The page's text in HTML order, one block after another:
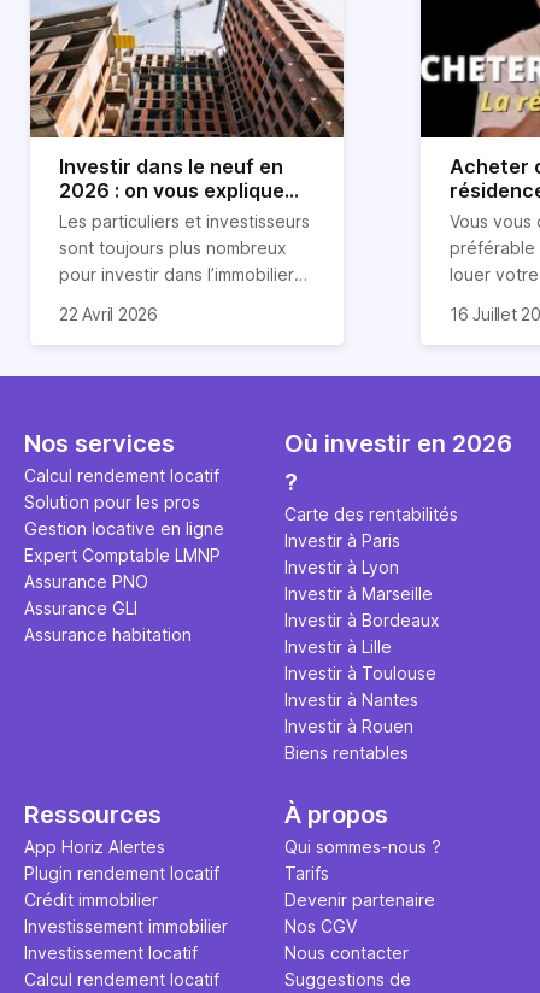
Investir dans le neuf en
2026 : on vous explique
tout !
Les particuliers et investisseurs
sont toujours plus nombreux
pour investir dans l’immobilier
nombreux avantages à choisir
expliquons tout dans cet
22 Avril 2026
Acheter
règle
révélée
Vous vous
préférable
louer
expert en
règle
ce secret
l'argent
principale
études et
16 Juillet
Nos services
Calcul rendement locatif
Solution pour les pros
Gestion locative en ligne
Expert Comptable LMNP
Assurance PNO
Assurance GLI
Assurance habitation
Où investir en 2026
?
Carte des rentabilités
Investir à Paris
Investir à Lyon
Investir à Marseille
Investir à Bordeaux
Investir à Lille
Investir à Toulouse
Investir à Nantes
Investir à Rouen
Biens rentables
Ressources
App Horiz Alertes
Plugin rendement locatif
Crédit immobilier
Investissement immobilier
Investissement locatif
Calcul rendement locatif
À propos
Qui sommes-nous ?
Tarifs
Devenir partenaire
Nos CGV
Nous contacter
Suggestions de